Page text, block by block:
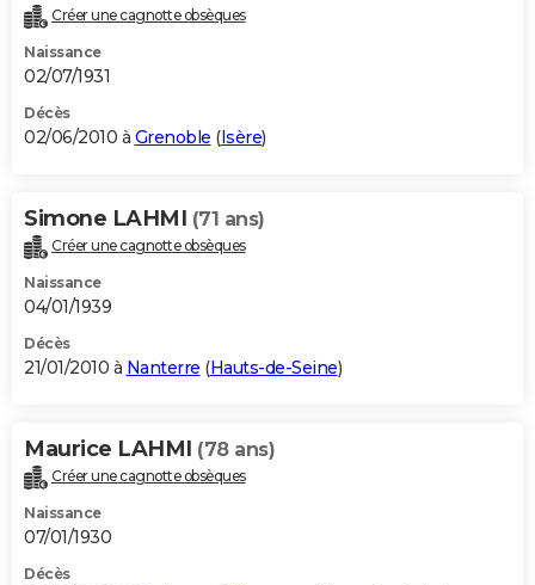
Créer une cagnotte obsèques
Naissance
02/07/1931
Décès
02/06/2010 à Grenoble (Isère)
Simone LAHMI (71 ans)
Créer une cagnotte obsèques
Naissance
04/01/1939
Décès
21/01/2010 à Nanterre (Hauts-de-Seine)
Maurice LAHMI (78 ans)
Créer une cagnotte obsèques
Naissance
07/01/1930
Décès